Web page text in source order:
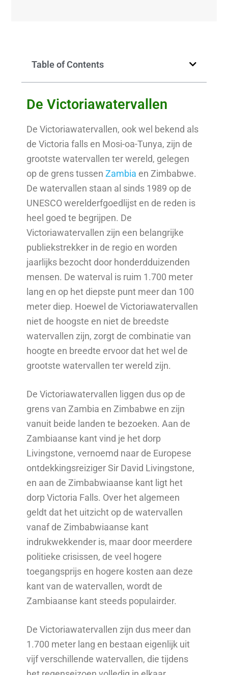
Table of Contents
De Victoriawatervallen
De Victoriawatervallen, ook wel bekend als
de Victoria falls en Mosi-oa-Tunya, zijn de
grootste watervallen ter wereld, gelegen
op de grens tussenZambia en Zimbabwe.
De watervallen staan al sinds 1989 op de
UNESCO werelderfgoedlijst en de reden is
heel goed te begrijpen. De
Victoriawatervallen zijn een belangrijke
publiekstrekker in de regio en worden
jaarlijks bezocht door honderdduizenden
mensen. De waterval is ruim 1.700 meter
lang en op het diepste punt meer dan 100
meter diep. Hoewel de Victoriawatervallen
niet de hoogste en niet de breedste
watervallen zijn, zorgt de combinatie van
hoogte en breedte ervoor dat het wel de
grootste watervallen ter wereld zijn.
De Victoriawatervallen liggen dus op de
grens van Zambia en Zimbabwe en zijn
vanuit beide landen te bezoeken. Aan de
Zambiaanse kant vind je het dorp
Livingstone, vernoemd naar de Europese
ontdekkingsreiziger Sir David Livingstone,
en aan de Zimbabwiaanse kant ligt het
dorp Victoria Falls. Over het algemeen
geldt dat het uitzicht op de watervallen
vanaf de Zimbabwiaanse kant
indrukwekkender is, maar door meerdere
politieke crisissen, de veel hogere
toegangsprijs en hogere kosten aan deze
kant van de watervallen, wordt de
Zambiaanse kant steeds populairder.
De Victoriawatervallen zijn dus meer dan
1.700 meter lang en bestaan eigenlijk uit
vijf verschillende watervallen, die tijdens